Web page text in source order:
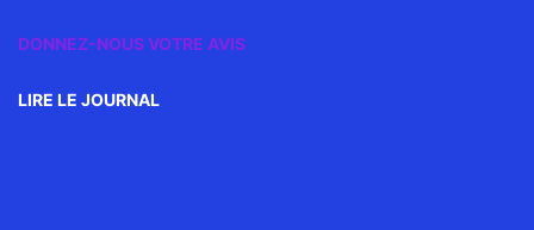
DONNEZ-NOUS VOTRE AVIS
LIRE LE JOURNAL